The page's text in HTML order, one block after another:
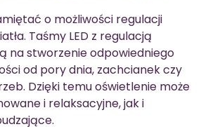
o możliwości regulacji
Taśmy LED z regulacją
na stworzenie odpowiedniego
od pory dnia, zachcianek czy
Dzięki temu oświetlenie może
i relaksacyjne, jak i